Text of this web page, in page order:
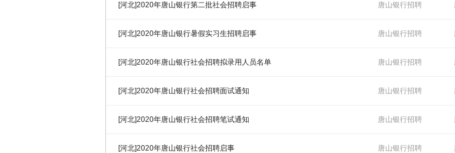
[河北]2020年唐山银行第二批社会招聘启事 唐山银行招聘
[河北]2020年唐山银行暑假实习生招聘启事 唐山银行招聘
[河北]2020年唐山银行社会招聘拟录用人员名单 唐山银行招聘
[河北]2020年唐山银行社会招聘面试通知 唐山银行招聘
[河北]2020年唐山银行社会招聘笔试通知 唐山银行招聘
[河北]2020年唐山银行社会招聘启事 唐山银行招聘